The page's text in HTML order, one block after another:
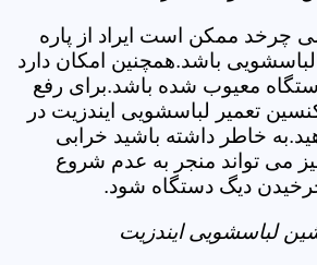
چرخد ممکن است ایراد از پاره
باشد.همچنین امکان دارد
دستگاه معیوب شده باشد.برای رفع
تعمیر لباسشویی ایندزیت در
خاطر داشته باشید خرابی
می تواند منجر به عدم شروع
دیگ دستگاه شود.
لباسشویی ایندزیت